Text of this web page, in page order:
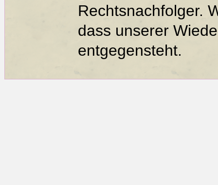
Rechtsnachfolger.
dass unserer
entgegensteht.